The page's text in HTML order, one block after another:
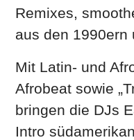
Remixes,
aus den 1990ern
Mit Latin- und
Afrobeat sowie
bringen die DJs
Intro